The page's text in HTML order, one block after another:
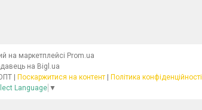
на маркетплейсі Prom.ua
на Bigl.ua
Інтернет - магазин топових товарів. Роздріб/ ОПТ | Поскаржитися на контент | Політика конфіденційності
Language ▼